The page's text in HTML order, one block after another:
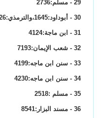
29 - مسلم:2736
30 - أبوداود:1645،والترمذي:2326
31 - ابن ماجة:4124
32 - شعب الإيمان:7193
33 - سنن ابن ماجه:4199
34 - سنن ابن ماجه:4230
35 - مسلم :2518
36 - مسند البزار:8541